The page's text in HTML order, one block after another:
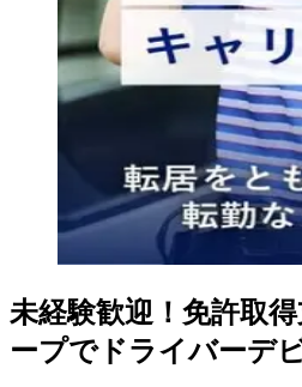
未経験歓迎！免許取
ープでドライバーデ